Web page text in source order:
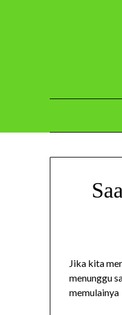
Jika kita
menunggu
memulainya